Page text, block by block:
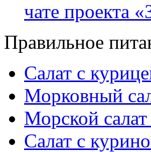
чате проекта
Правильное
Салат с
Морковный
Морской
Салат с